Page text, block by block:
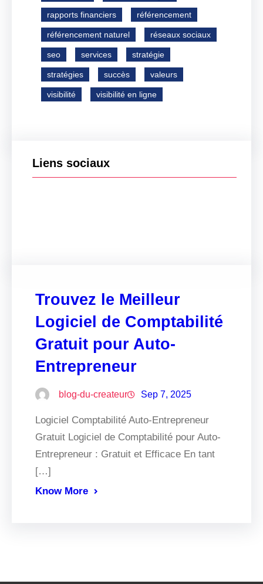
rapports financiers référencement
référencement naturel réseaux sociaux
seo services stratégie
stratégies succès valeurs
visibilité visibilité en ligne
Liens sociaux
Trouvez le Meilleur
Logiciel de Comptabilité
Gratuit pour Auto-
Entrepreneur
blog-du-createur Sep 7, 2025
Logiciel Comptabilité Auto-Entrepreneur
Gratuit Logiciel de Comptabilité pour Auto-
Entrepreneur : Gratuit et Efficace En tant
[…]
Know More